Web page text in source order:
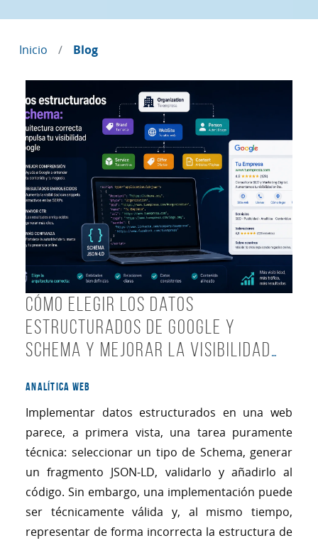
Inicio Blog
Cómo elegir los Datos
estructurados de Google y
Schema y mejorar la visibilidad
ANALÍTICA WEB
Implementar datos estructurados en una web
parece, a primera vista, una tarea puramente
técnica: seleccionar un tipo de Schema, generar
un fragmento JSON-LD, validarlo y añadirlo al
código. Sin embargo, una implementación puede
ser técnicamente válida y, al mismo tiempo,
representar de forma incorrecta la estructura de